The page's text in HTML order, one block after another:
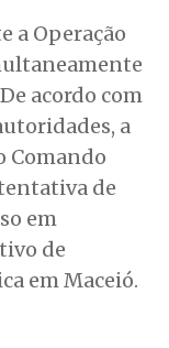
a Operação
acordo com
a
Comando
de
em
de
em Maceió.